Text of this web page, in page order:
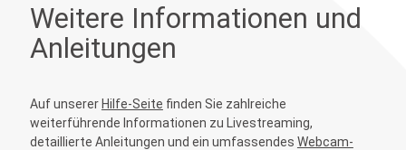
Weitere Informationen und
Anleitungen
Auf unserer Hilfe-Seite finden Sie zahlreiche
weiterführende Informationen zu Livestreaming,
detaillierte Anleitungen und ein umfassendes Webcam-